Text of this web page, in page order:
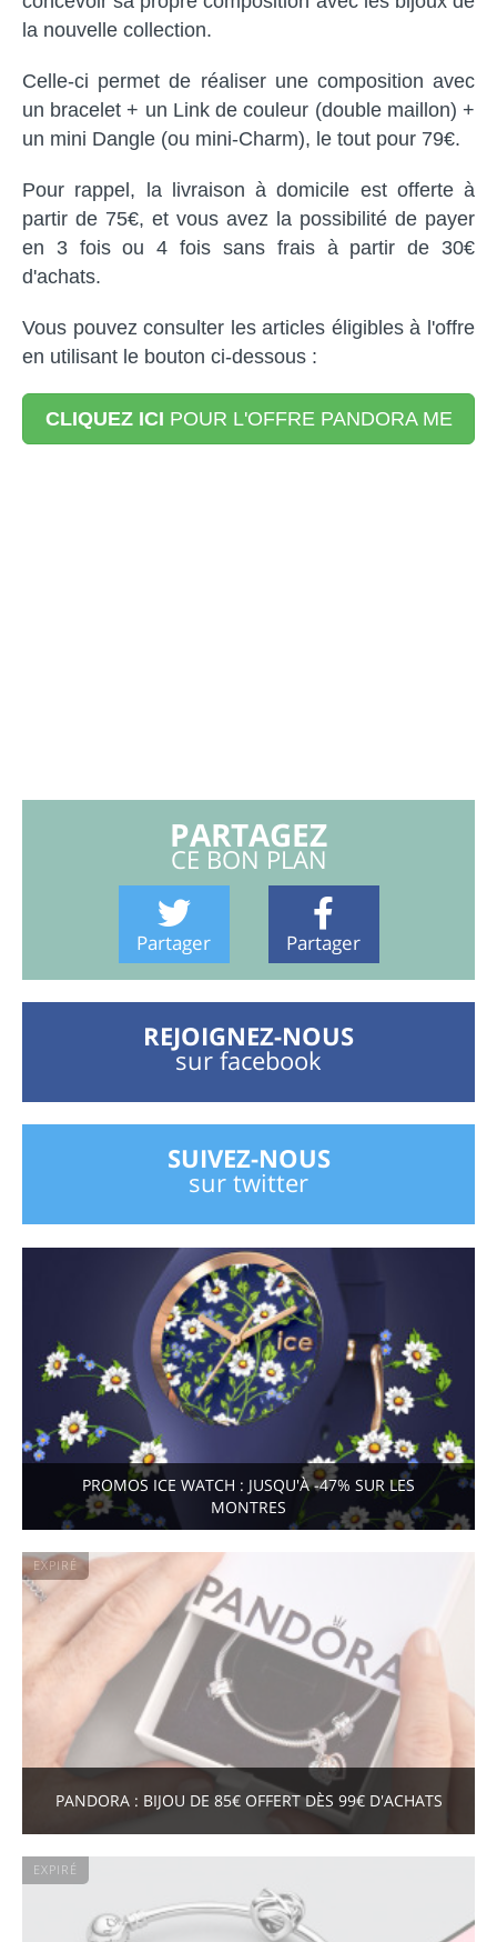
la nouvelle collection.
Celle-ci permet de réaliser une composition avec
un bracelet + un Link de couleur (double maillon) +
un mini Dangle (ou mini-Charm), le tout pour 79€.
Pour rappel, la livraison à domicile est offerte à
partir de 75€, et vous avez la possibilité de payer
en 3 fois ou 4 fois sans frais à partir de 30€
d'achats.
Vous pouvez consulter les articles éligibles à l'offre
en utilisant le bouton ci-dessous :
CLIQUEZ ICI POUR L'OFFRE PANDORA ME
PARTAGEZ
CE BON PLAN
Partager Partager
REJOIGNEZ-NOUS
sur facebook
SUIVEZ-NOUS
sur twitter
PROMOS ICE WATCH : JUSQU'À -47% SUR LES
MONTRES
EXPIRÉ
PANDORA : BIJOU DE 85€ OFFERT DÈS 99€ D'ACHATS
EXPIRÉ